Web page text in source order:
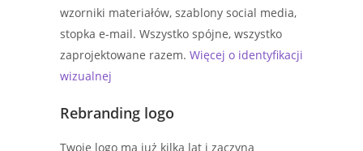
wzorniki materiałów, szablony social media,
stopka e-mail. Wszystko spójne, wszystko
zaprojektowane razem. Więcej o identyfikacji
wizualnej
Rebranding logo
Twoje logo ma już kilka lat i zaczyna